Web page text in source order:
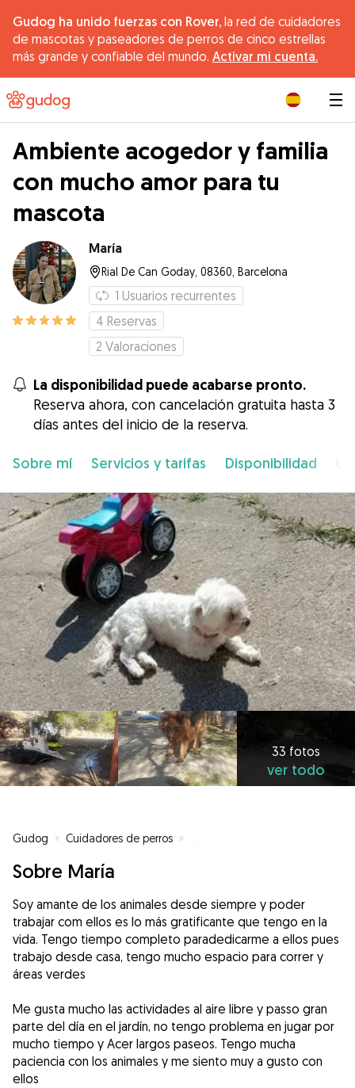
Gudog ha unido fuerzas con Rover, la red de cuidadores
de mascotas y paseadores de perros de cinco estrellas
más grande y confiable del mundo. Activar mi cuenta.
Ambiente acogedor y familia
con mucho amor para tu
mascota
María
Rial De Can Goday, 08360, Barcelona
1 Usuarios recurrentes
4 Reservas
2 Valoraciones
La disponibilidad puede acabarse pronto.
Reserva ahora, con cancelación gratuita hasta 3
días antes del inicio de la reserva.
Sobre mí Servicios y tarifas Disponibilidad
33 fotos
ver todo
Gudog » Cuidadores de perros »
Sobre María
Soy amante de los animales desde siempre y poder
trabajar com ellos es lo más gratificante que tengo en la
vida. Tengo tiempo completo paradedicarme a ellos pues
trabajo desde casa, tengo mucho espacio para correr y
áreas verdes
Me gusta mucho las actividades al aire libre y passo gran
parte del día en el jardín, no tengo problema en jugar por
mucho tiempo y Acer largos paseos. Tengo mucha
paciencia con los animales y me siento muy a gusto con
ellos